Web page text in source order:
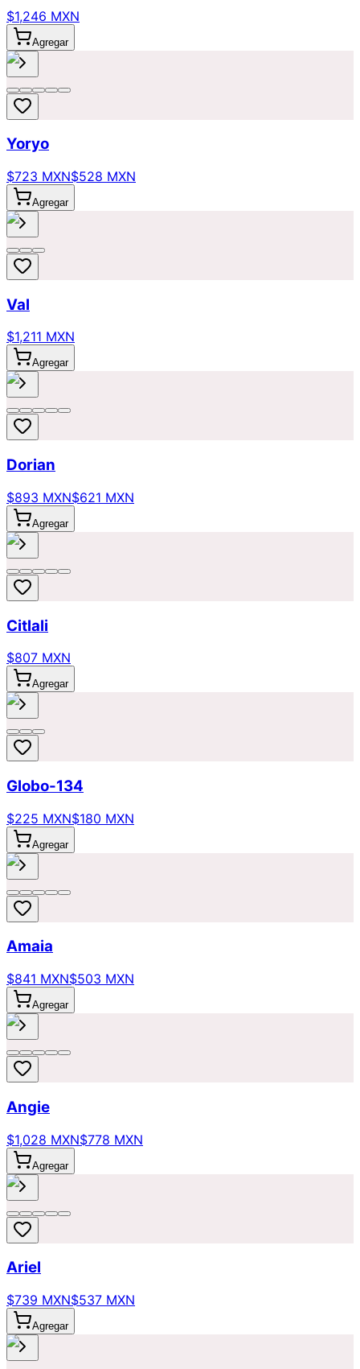
$1,246 MXN
Agregar
Yoryo
$723 MXN$528 MXN
Agregar
Val
$1,211 MXN
Agregar
Dorian
$893 MXN$621 MXN
Agregar
Citlali
$807 MXN
Agregar
Globo-134
$225 MXN$180 MXN
Agregar
Amaia
$841 MXN$503 MXN
Agregar
Angie
$1,028 MXN$778 MXN
Agregar
Ariel
$739 MXN$537 MXN
Agregar